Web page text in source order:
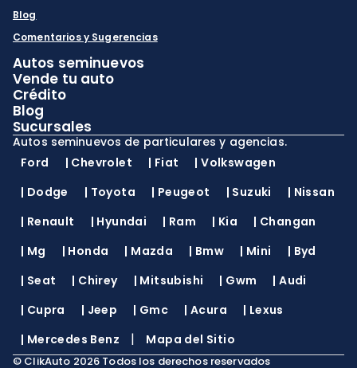
Blog
Comentarios y Sugerencias
Autos seminuevos
Vende tu auto
Crédito
Blog
Sucursales
Autos seminuevos de particulares y agencias.
Ford
| Chevrolet | Fiat |Volkswagen
| Dodge | Toyota | Peugeot | Suzuki | Nissan
| Renault | Hyundai | Ram | Kia | Changan
| Mg | Honda | Mazda | Bmw | Mini | Byd
| Seat | Chirey | Mitsubishi | Gwm |Audi
| Cupra | Jeep | Gmc |Acura | Lexus
| Mercedes Benz | Mapa del Sitio
© ClikAuto 2026 Todos los derechos reservados